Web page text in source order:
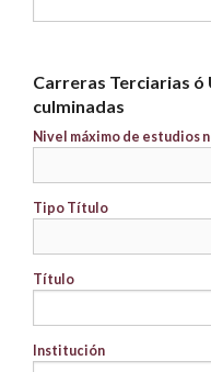
Carreras Terciarias
culminadas
Nivel máximo de estudios
Tipo Título
Título
Institución